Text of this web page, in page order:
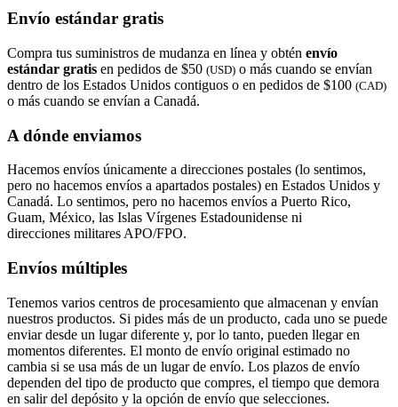
Envío estándar gratis
Compra tus suministros de mudanza en línea y obtén envío
estándar gratis en pedidos de $50 (USD) o más cuando se envían
dentro de los Estados Unidos contiguos o en pedidos de $100 (CAD)
o más cuando se envían a Canadá.
A dónde enviamos
Hacemos envíos únicamente a direcciones postales (lo sentimos,
pero no hacemos envíos a apartados postales) en Estados Unidos y
Canadá. Lo sentimos, pero no hacemos envíos a Puerto Rico,
Guam, México, las Islas Vírgenes Estadounidense ni
direcciones militares APO/FPO.
Envíos múltiples
Tenemos varios centros de procesamiento que almacenan y envían
nuestros productos. Si pides más de un producto, cada uno se puede
enviar desde un lugar diferente y, por lo tanto, pueden llegar en
momentos diferentes. El monto de envío original estimado no
cambia si se usa más de un lugar de envío. Los plazos de envío
dependen del tipo de producto que compres, el tiempo que demora
en salir del depósito y la opción de envío que selecciones.